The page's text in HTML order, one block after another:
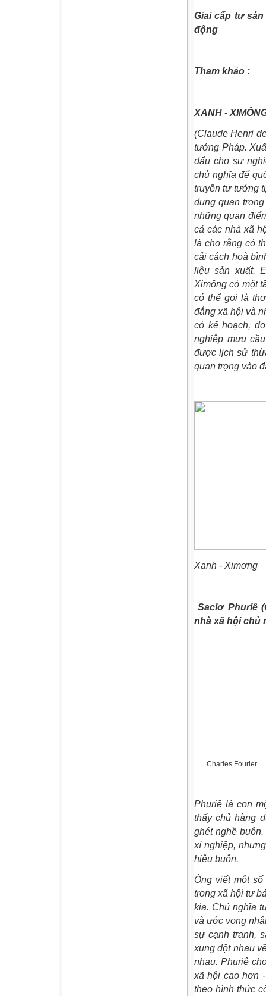
Giai cấp tư
động
Tham khảo :
XANH -
(Claude Henri
tưởng Pháp.
đấu cho sự
chủ nghĩa đế
truyền tư tưởng
dung quan
những quan
cả các nhà xã
là cho rằng có
cải cách hoà
liệu sản xuất.
Ximông có một
có thể gọi là
đẳng xã hội và
có kế hoạch,
nghiệp mưu
được lịch sử
quan trọng vào
Xanh - Ximơng
Saclơ Phuriê
nhà xã hội chủ
Charles Fourier
Phuriê là con
thấy chủ hàng
ghét nghề
xí nghiệp,
hiệu buôn.
Ông viết một
trong xã hội tư
kia. Chủ nghĩa
và ước vọng
sự cạnh tranh,
xung đột nhau
nhau. Phuriê
xã hội cao hơn
theo hình thức